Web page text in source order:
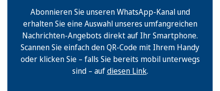
Abonnieren Sie unseren WhatsApp-Kanal und
erhalten Sie eine Auswahl unseres umfangreichen
Nachrichten-Angebots direkt auf Ihr Smartphone.
Scannen Sie einfach den QR-Code mit Ihrem Handy
oder klicken Sie – falls Sie bereits mobil unterwegs
sind – aufdiesen Link.